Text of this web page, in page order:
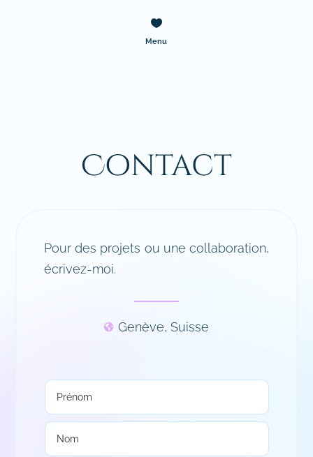

Menu
À propos
Portfolio
Contact
Shop
Panier
Accueil
Contact
Pour des projets ou une collaboration,
écrivez-moi.
 Genève, Suisse